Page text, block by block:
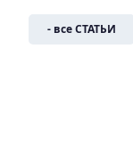
- все СТАТЬИ